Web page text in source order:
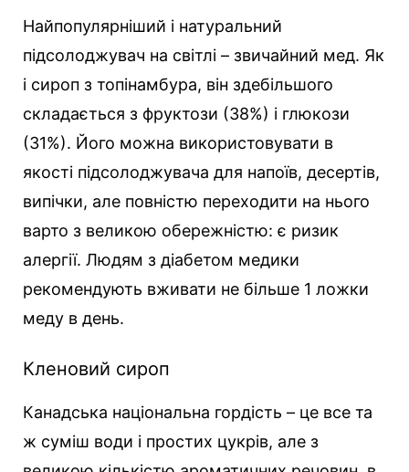
Найпопулярніший і натуральний
підсолоджувач на світлі – звичайний мед. Як
і сироп з топінамбура, він здебільшого
складається з фруктози (38%) і глюкози
(31%). Його можна використовувати в
якості підсолоджувача для напоїв, десертів,
випічки, але повністю переходити на нього
варто з великою обережністю: є ризик
алергії. Людям з діабетом медики
рекомендують вживати не більше 1 ложки
меду в день.
Кленовий сироп
Канадська національна гордість – це все та
ж суміш води і простих цукрів, але з